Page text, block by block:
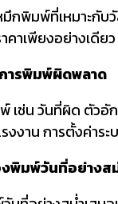
กพิมพ์ที่เหมาะกับ
คาเพียงอย่างเดียว
ารพิมพ์ผิดพลาด
เช่น วันที่ผิด ตัวอั
รงงาน การตั้งค่
งพิมพ์วันที่อย่างส